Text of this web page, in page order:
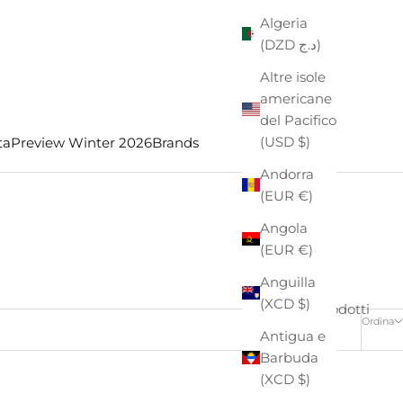
Preview Winter 2026Brands
Algeria
(DZD د.ج)
Altre isole
americane
del Pacifico
(USD $)
Andorra
(EUR €)
Angola
(EUR €)
Anguilla
(XCD $)
Antigua e
Barbuda
(XCD $)
Ordina
4 prodotti